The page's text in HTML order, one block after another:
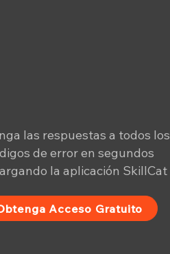
las respuestas a todos los
de error en segundos
la aplicación SkillCat
Acceso Gratuito